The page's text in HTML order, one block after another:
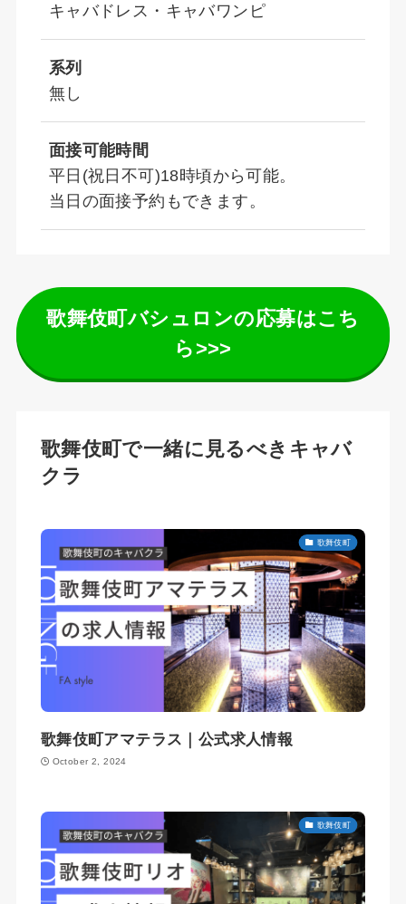
キャバドレス・キャバワンピ
系列
無し
面接可能時間
平日(祝日不可)18時頃から可能。
当日の面接予約もできます。
歌舞伎町バシュロンの応募はこち
ら>>>
歌舞伎町で一緒に見るべきキャバ
クラ
歌舞伎町
歌舞伎町アマテラス｜公式求人情報
October 2, 2024
歌舞伎町